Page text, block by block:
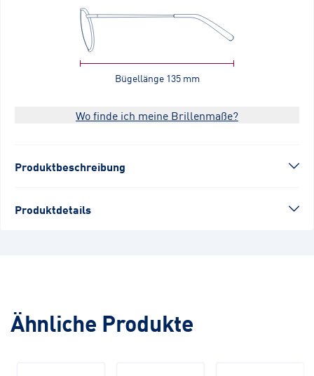
Bügellänge 135 mm
Wo finde ich meine Brillenmaße?
Produktbeschreibung
Produktdetails
Ähnliche Produkte